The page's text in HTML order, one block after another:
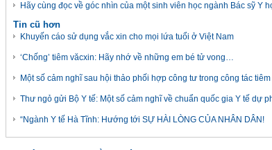
Hãy cùng đọc về góc nhìn của một sinh viên học ngành Bác sỹ Y
Tin cũ hơn
Khuyến cáo sử dụng vắc xin cho mọi lứa tuổi ở Việt Nam
‘Chống’ tiêm văcxin: Hãy nhớ về những em bé tử vong…
Một số cảm nghĩ sau hội thảo phối hợp công tư trong công tác
Thư ngỏ gửi Bộ Y tế: Một số cảm nghĩ về chuẩn quốc gia Y tế dự
“Ngành Y tế Hà Tĩnh: Hướng tới SỰ HÀI LÒNG CỦA NHÂN DÂN!